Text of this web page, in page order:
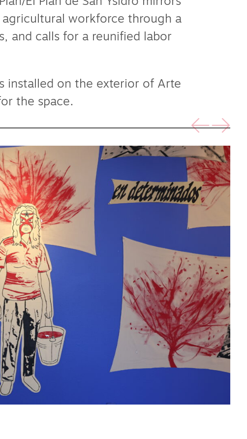
workforce through a
and calls for a reunified labor
installed on the exterior of Arte
the space.